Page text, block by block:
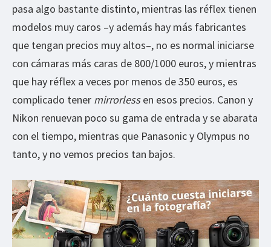
pasa algo bastante distinto, mientras las réflex tienen
modelos muy caros –y además hay más fabricantes
que tengan precios muy altos–, no es normal iniciarse
con cámaras más caras de 800/1000 euros, y mientras
que hay réflex a veces por menos de 350 euros, es
complicado tener mirrorlessen esos precios. Canon y
Nikon renuevan poco su gama de entrada y se abarata
con el tiempo, mientras que Panasonic y Olympus no
tanto, y no vemos precios tan bajos.